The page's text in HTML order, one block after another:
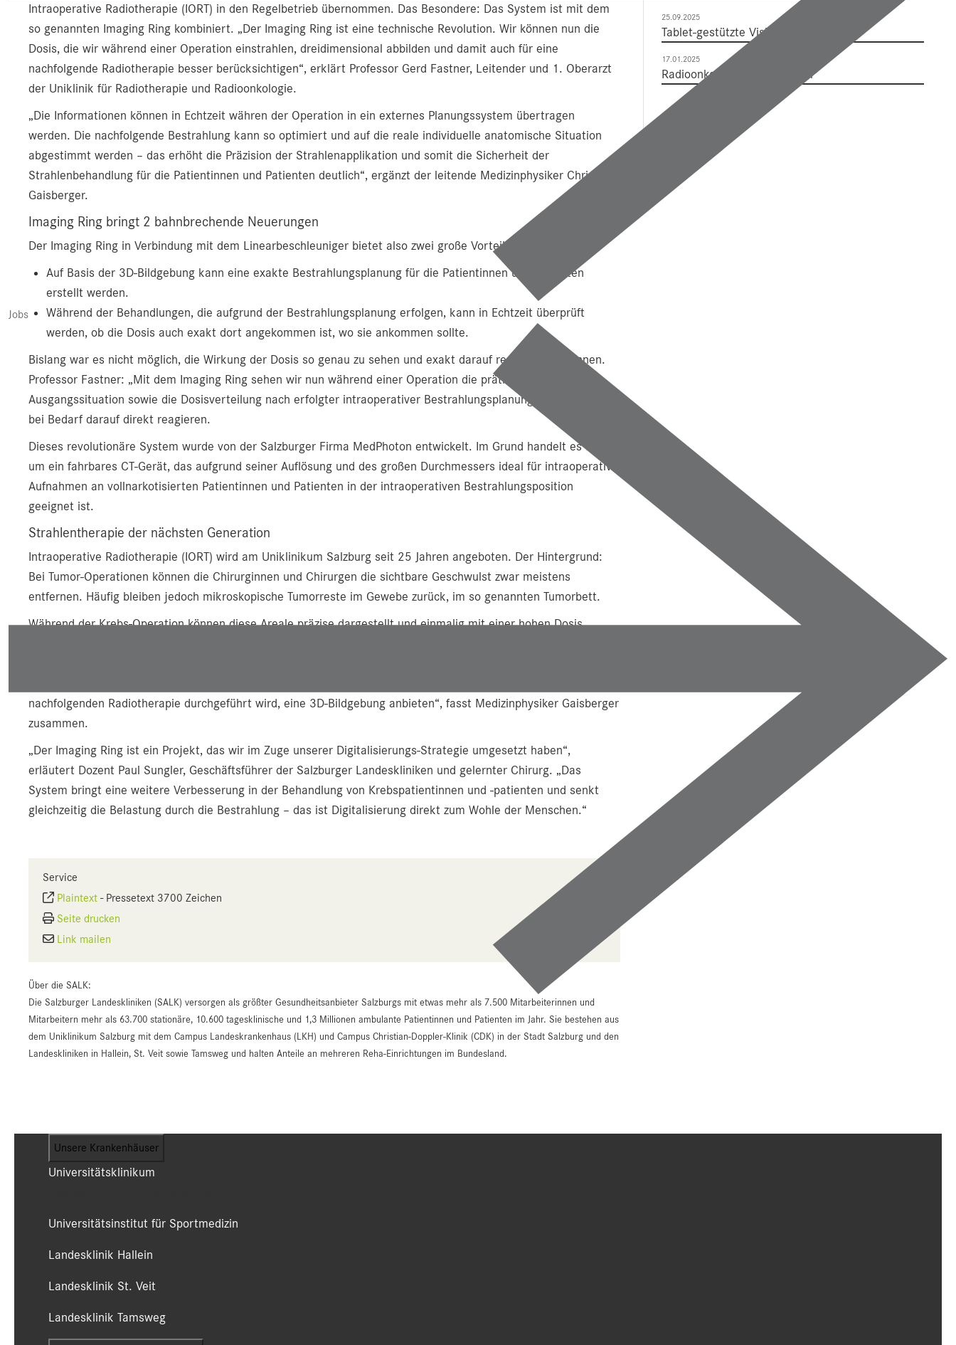
Jobs
Intraoperative Radiotherapie (IORT) in den Regelbetrieb übernommen. Das Besondere: Das System ist mit dem
so genannten Imaging Ring kombiniert. „Der Imaging Ring ist eine technische Revolution. Wir können nun die
Dosis, die wir während einer Operation einstrahlen, dreidimensional abbilden und damit auch für eine
nachfolgende Radiotherapie besser berücksichtigen“, erklärt Professor Gerd Fastner, Leitender und 1. Oberarzt
der Uniklinik für Radiotherapie und Radioonkologie.
„Die Informationen können in Echtzeit währen der Operation in ein externes Planungssystem übertragen
werden. Die nachfolgende Bestrahlung kann so optimiert und auf die reale individuelle anatomische Situation
abgestimmt werden – das erhöht die Präzision der Strahlenapplikation und somit die Sicherheit der
Strahlenbehandlung für die Patientinnen und Patienten deutlich“, ergänzt der leitende Medizinphysiker Christoph
Gaisberger.
Imaging Ring bringt 2 bahnbrechende Neuerungen
Der Imaging Ring in Verbindung mit dem Linearbeschleuniger bietet also zwei große Vorteile:
Auf Basis der 3D-Bildgebung kann eine exakte Bestrahlungsplanung für die Patientinnen und Patienten
erstellt werden.
Während der Behandlungen, die aufgrund der Bestrahlungsplanung erfolgen, kann in Echtzeit überprüft
werden, ob die Dosis auch exakt dort angekommen ist, wo sie ankommen sollte.
Bislang war es nicht möglich, die Wirkung der Dosis so genau zu sehen und exakt darauf reagieren zu können.
Professor Fastner: „Mit dem Imaging Ring sehen wir nun während einer Operation die prätherapeutische
Ausgangssituation sowie die Dosisverteilung nach erfolgter intraoperativer Bestrahlungsplanung und können so
bei Bedarf darauf direkt reagieren.
Dieses revolutionäre System wurde von der Salzburger Firma MedPhoton entwickelt. Im Grund handelt es sich
um ein fahrbares CT-Gerät, das aufgrund seiner Auflösung und des großen Durchmessers ideal für intraoperative
Aufnahmen an vollnarkotisierten Patientinnen und Patienten in der intraoperativen Bestrahlungsposition
geeignet ist.
Strahlentherapie der nächsten Generation
Intraoperative Radiotherapie (IORT) wird am Uniklinikum Salzburg seit 25 Jahren angeboten. Der Hintergrund:
Bei Tumor-Operationen können die Chirurginnen und Chirurgen die sichtbare Geschwulst zwar meistens
entfernen. Häufig bleiben jedoch mikroskopische Tumorreste im Gewebe zurück, im so genannten Tumorbett.
Während der Krebs-Operation können diese Areale präzise dargestellt und einmalig mit einer hohen Dosis
nachfolgenden Radiotherapie durchgeführt wird, eine 3D-Bildgebung anbieten“, fasst Medizinphysiker Gaisberger
zusammen.
„Der Imaging Ring ist ein Projekt, das wir im Zuge unserer Digitalisierungs-Strategie umgesetzt haben“,
erläutert Dozent Paul Sungler, Geschäftsführer der Salzburger Landeskliniken und gelernter Chirurg. „Das
System bringt eine weitere Verbesserung in der Behandlung von Krebspatientinnen und -patienten und senkt
gleichzeitig die Belastung durch die Bestrahlung – das ist Digitalisierung direkt zum Wohle der Menschen.“
Service
Plaintext - Pressetext 3700 Zeichen
Seite drucken
Link mailen
Über die SALK:
Die Salzburger Landeskliniken (SALK) versorgen als größter Gesundheitsanbieter Salzburgs mit etwas mehr als 7.500 Mitarbeiterinnen und
Mitarbeitern mehr als 63.700 stationäre, 10.600 tagesklinische und 1,3 Millionen ambulante Patientinnen und Patienten im Jahr. Sie bestehen aus
dem Uniklinikum Salzburg mit dem Campus Landeskrankenhaus (LKH) und Campus Christian-Doppler-Klinik (CDK) in der Stadt Salzburg und den
Landeskliniken in Hallein, St. Veit sowie Tamsweg und halten Anteile an mehreren Reha-Einrichtungen im Bundesland.
25.09.2025
Tablet-gestützte Visiten
17.01.2025
Radioonkologie „in a nutshell“
Unsere Krankenhäuser
Universitätsklinikum
Universitätsinstitut für Sportmedizin
Landesklinik Hallein
Landesklinik St. Veit
Landesklinik Tamsweg